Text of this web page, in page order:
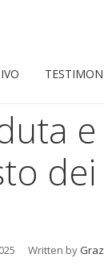
Written by